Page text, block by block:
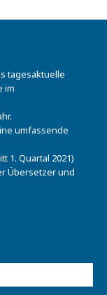
tagesaktuelle
im
umfassende
1. Quartal 2021)
Übersetzer und